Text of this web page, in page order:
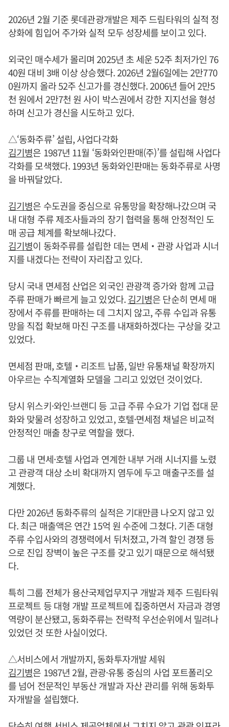
2026년 2월 기준 롯데관광개발은 제주 드림타워의 실적 정
상화에 힘입어 주가와 실적 모두 성장세를 보이고 있다.
외국인 매수세가 몰리며 2025년 초 세운 52주 최저가인 76
40원 대비 3배 이상 상승했다. 2026년 2월6일에는 2만770
0원까지 올라 52주 신고가를 경신했다. 2006년 들어 2만5
천 원에서 2만7천 원 사이 박스권에서 강한 지지선을 형성
하며 신고가 경신을 시도하고 있다.
△‘동화주류’ 설립, 사업다각화
김기병은 1987년 11월 ‘동화와인판매(주)’를 설립해 사업다
각화를 모색했다. 1993년 동화와인판매는 동화주류로 사명
을 바꿔달았다.
김기병은 수도권을 중심으로 유통망을 확장해나갔으며 국
내 대형 주류 제조사들과의 장기 협력을 통해 안정적인 도
매 공급 체계를 확보해나갔다.
김기병이 동화주류를 설립한 데는 면세‧관광 사업과 시너
지를 내겠다는 전략이 자리잡고 있다.
당시 국내 면세점 산업은 외국인 관광객 증가와 함께 고급
주류 판매가 빠르게 늘고 있었다.김기병은 단순히 면세 매
장에서 주류를 판매하는 데 그치지 않고, 주류 수입과 유통
망을 직접 확보해 마진 구조를 내재화하겠다는 구상을 갖고
있었다.
면세점 판매, 호텔‧리조트 납품, 일반 유통채널 확장까지
아우르는 수직계열화 모델을 그리고 있었던 것이었다.
당시 위스키·와인·브랜디 등 고급 주류 수요가 기업 접대 문
화와 맞물려 성장하고 있었고, 호텔·면세점 채널은 비교적
안정적인 매출 창구로 역할을 했다.
그룹 내 면세·호텔 사업과 연계한 내부 거래 시너지를 노렸
고 관광객 대상 소비 확대까지 염두에 두고 매출구조를 설
계했다.
다만 2026년 동화주류의 실적은 기대만큼 나오지 않고 있
다. 최근 매출액은 연간 15억 원 수준에 그쳤다. 기존 대형
주류 수입사와의 경쟁력에서 뒤처졌고, 가격 할인 경쟁 등
으로 진입 장벽이 높은 구조를 갖고 있기 때문으로 해석됐
다.
특히 그룹 전체가 용산국제업무지구 개발과 제주 드림타워
프로젝트 등 대형 개발 프로젝트에 집중하면서 자금과 경영
역량이 분산됐고, 동화주류는 전략적 우선순위에서 밀려나
있었던 것 또한 사실이었다.
△서비스에서 개발까지, 동화투자개발 세워
김기병은 1987년 2월, 관광·유통 중심의 사업 포트폴리오
를 넘어 전문적인 부동산 개발과 자산 관리를 위해 동화투
자개발을 설립했다.